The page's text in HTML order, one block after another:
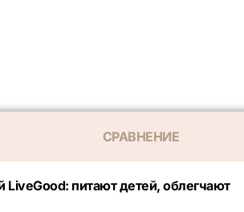
СРАВНЕНИЕ
питают детей, облегчают